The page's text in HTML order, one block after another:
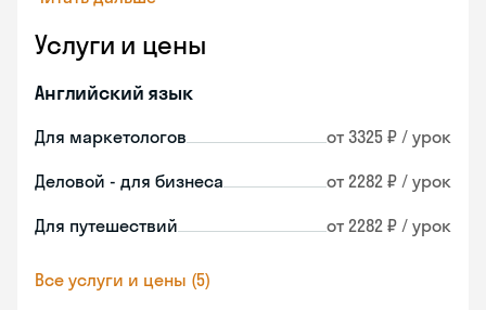
Услуги и цены
Английский язык
Для маркетологов от 3325 ₽ / урок
Деловой - для бизнеса от 2282 ₽ / урок
Для путешествий от 2282 ₽ / урок
Все услуги и цены (5)